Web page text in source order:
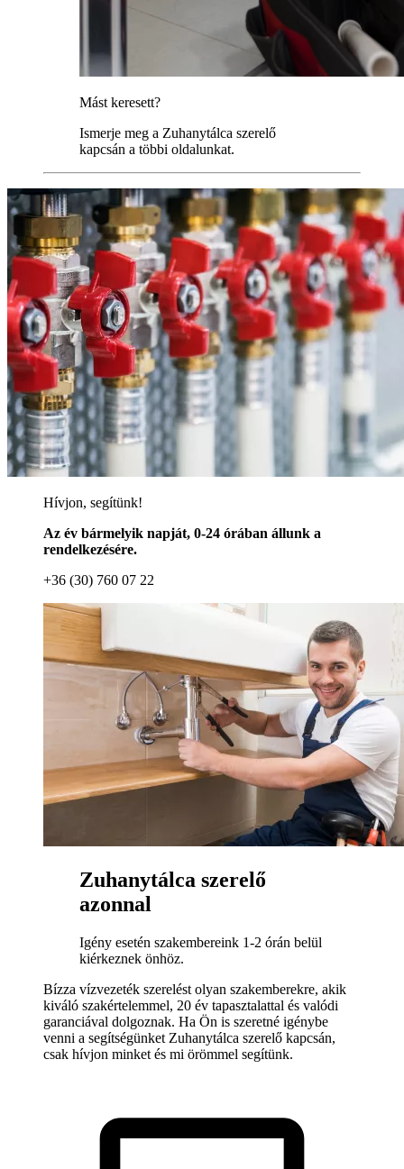
Mást keresett?
Ismerje meg a Zuhanytálca szerelő
kapcsán a többi oldalunkat.
Hívjon, segítünk!
Az év bármelyik napját, 0-24 órában állunk a
rendelkezésére.
+36 (30) 760 07 22
Zuhanytálca szerelő
azonnal
Igény esetén szakembereink 1-2 órán belül
kiérkeznek önhöz.
Bízza vízvezeték szerelést olyan szakemberekre, akik
kiváló szakértelemmel, 20 év tapasztalattal és valódi
garanciával dolgoznak. Ha Ön is szeretné igénybe
venni a segítségünket Zuhanytálca szerelő kapcsán,
csak hívjon minket és mi örömmel segítünk.